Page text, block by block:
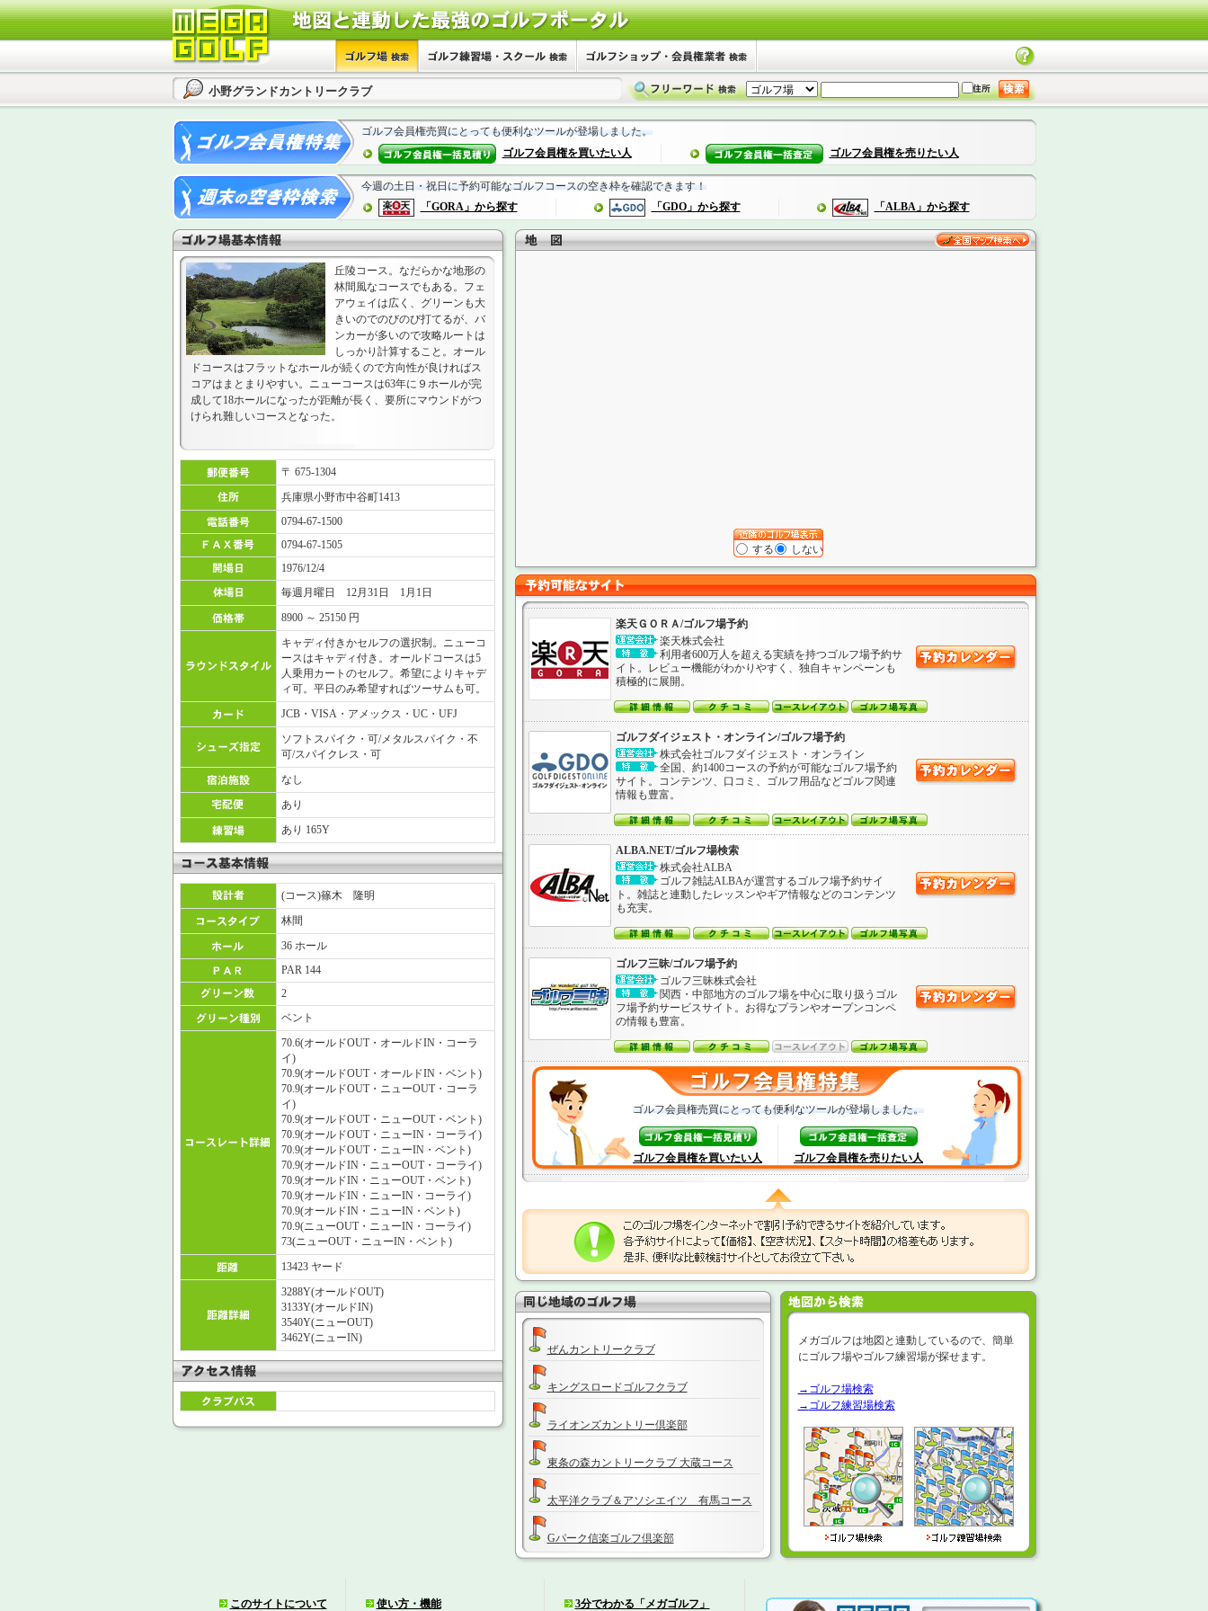
小野グランドカントリークラブ
ゴルフ会員権売買にとっても便利なツールが登場しました。
ゴルフ会員権を買いたい人
ゴルフ会員権を売りたい人
今週の土日・祝日に予約可能なゴルフコースの空き枠を確認できます！
「GORA」から探す
「GDO」から探す 「ALBA」から探す
丘陵コース。なだらかな地形の
林間風なコースでもある。フェ
アウェイは広く、グリーンも大
きいのでのびのび打てるが、バ
ンカーが多いので攻略ルートは
しっかり計算すること。オール
ドコースはフラットなホールが続くので方向性が良ければス
コアはまとまりやすい。ニューコースは63年に９ホールが完
成して18ホールになったが距離が長く、要所にマウンドがつ
けられ難しいコースとなった。
〒 675-1304
兵庫県小野市中谷町1413
0794-67-1500
0794-67-1505
1976/12/4
毎週月曜日 12月31日 1月1日
8900 ～ 25150 円
キャディ付きかセルフの選択制。ニューコ
ースはキャディ付き。オールドコースは5
人乗用カートのセルフ。希望によりキャデ
ィ可。平日のみ希望すればツーサムも可。
JCB・VISA・アメックス・UC・UFJ
ソフトスパイク・可/メタルスパイク・不
可/スパイクレス・可
なし
あり
あり 165Y
(コース)篠木 隆明
林間
36 ホール
PAR 144
2
ベント
70.6(オールドOUT・オールドIN・コーラ
イ)
70.9(オールドOUT・オールドIN・ベント)
70.9(オールドOUT・ニューOUT・コーラ
イ)
70.9(オールドOUT・ニューOUT・ベント)
70.9(オールドOUT・ニューIN・コーライ)
70.9(オールドOUT・ニューIN・ベント)
70.9(オールドIN・ニューOUT・コーライ)
70.9(オールドIN・ニューOUT・ベント)
70.9(オールドIN・ニューIN・コーライ)
70.9(オールドIN・ニューIN・ベント)
70.9(ニューOUT・ニューIN・コーライ)
73(ニューOUT・ニューIN・ベント)
13423 ヤード
3288Y(オールドOUT)
3133Y(オールドIN)
3540Y(ニューOUT)
3462Y(ニューIN)
する しない
楽天ＧＯＲＡ/ゴルフ場予約
楽天株式会社
利用者600万人を超える実績を持つゴルフ場予約サ
イト。レビュー機能がわかりやすく、独自キャンペーンも
積極的に展開。
ゴルフダイジェスト・オンライン/ゴルフ場予約
株式会社ゴルフダイジェスト・オンライン
全国、約1400コースの予約が可能なゴルフ場予約
サイト。コンテンツ、口コミ、ゴルフ用品などゴルフ関連
情報も豊富。
ALBA.NET/ゴルフ場検索
株式会社ALBA
ゴルフ雑誌ALBAが運営するゴルフ場予約サイ
ト。雑誌と連動したレッスンやギア情報などのコンテンツ
も充実。
ゴルフ三昧/ゴルフ場予約
ゴルフ三昧株式会社
関西・中部地方のゴルフ場を中心に取り扱うゴル
フ場予約サービスサイト。お得なプランやオープンコンペ
の情報も豊富。
ゴルフ会員権売買にとっても便利なツールが登場しました。
ゴルフ会員権を買いたい人 ゴルフ会員権を売りたい人
ぜんカントリークラブ
キングスロードゴルフクラブ
ライオンズカントリー倶楽部
東条の森カントリークラブ 大蔵コース
太平洋クラブ＆アソシエイツ 有馬コース
Gパーク信楽ゴルフ倶楽部
メガゴルフは地図と連動しているので、簡単
にゴルフ場やゴルフ練習場が探せます。
→ゴルフ場検索
→ ゴルフ練習場検索
このサイトについて 使い方・機能 3分でわかる「メガゴルフ」